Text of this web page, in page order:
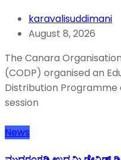
karavalisuddimani
August 8, 2026
The Canara
(CODP) organised an
Distribution Programme
session
News